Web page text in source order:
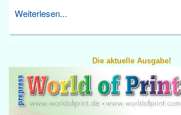
Weiterlesen...
Die aktuelle Ausgabe!